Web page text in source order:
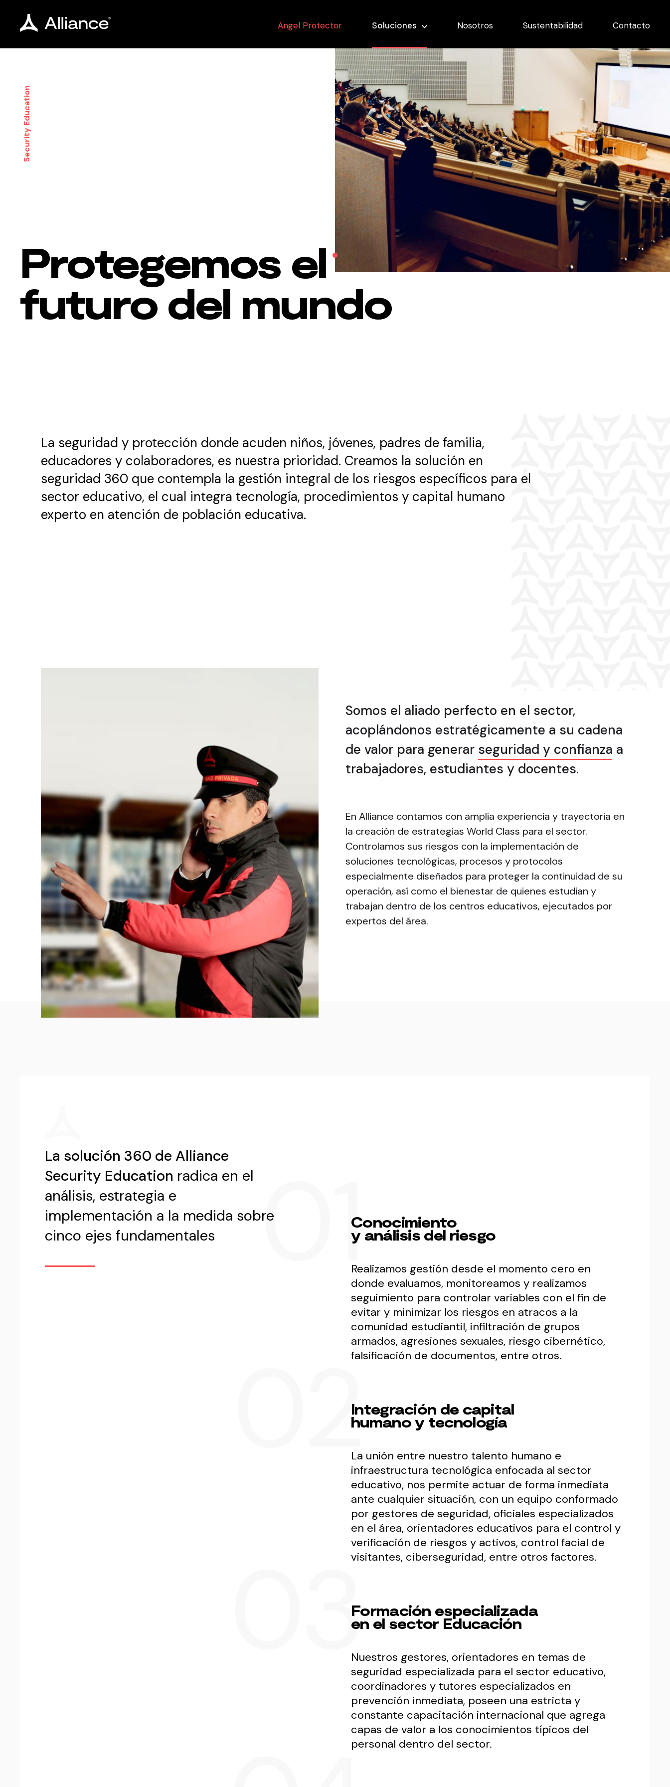
Angel Protector Soluciones Nosotros Sustentabilidad Contacto
Security Education
Protegemos el
futuro del mundo
La seguridad y protección donde acuden niños, jóvenes, padres de familia,
educadores y colaboradores, es nuestra prioridad. Creamos la solución en
seguridad 360 que contempla la gestión integral de los riesgos específicos para el
sector educativo, el cual integra tecnología, procedimientos y capital humano
experto en atención de población educativa.
Somos el aliado perfecto en el sector,
acoplándonos estratégicamente a su cadena
de valor para generar seguridad y confianza a
trabajadores, estudiantes y docentes.
En Alliance contamos con amplia experiencia y trayectoria en
la creación de estrategias World Class para el sector.
Controlamos sus riesgos con la implementación de
soluciones tecnológicas, procesos y protocolos
especialmente diseñados para proteger la continuidad de su
operación, así como el bienestar de quienes estudian y
trabajan dentro de los centros educativos, ejecutados por
expertos del área.
La solución 360 de Alliance
Security Education radica en el
análisis, estrategia e
implementación a la medida sobre
cinco ejes fundamentales
Conocimiento
y análisis del riesgo
Realizamos gestión desde el momento cero en
donde evaluamos, monitoreamos y realizamos
seguimiento para controlar variables con el fin de
evitar y minimizar los riesgos en atracos a la
comunidad estudiantil, infiltración de grupos
armados, agresiones sexuales, riesgo cibernético,
falsificación de documentos, entre otros.
Integración de capital
humano y tecnología
La unión entre nuestro talento humano e
infraestructura tecnológica enfocada al sector
educativo, nos permite actuar de forma inmediata
ante cualquier situación, con un equipo conformado
por gestores de seguridad, oficiales especializados
en el área, orientadores educativos para el control y
verificación de riesgos y activos, control facial de
visitantes, ciberseguridad, entre otros factores.
Formación especializada
en el sector Educación
Nuestros gestores, orientadores en temas de
seguridad especializada para el sector educativo,
coordinadores y tutores especializados en
prevención inmediata, poseen una estricta y
constante capacitación internacional que agrega
capas de valor a los conocimientos típicos del
personal dentro del sector.